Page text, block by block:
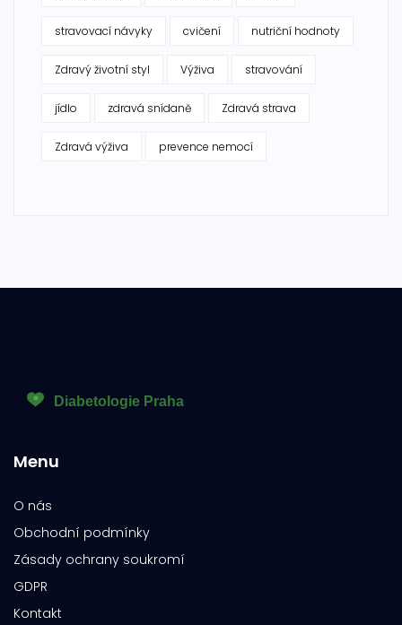
stravovací návyky cvičení nutriční hodnoty
Zdravý životní styl Výživa stravování
jídlo zdravá snídaně Zdravá strava
Zdravá výživa prevence nemocí
Menu
O nás
Obchodní podmínky
Zásady ochrany soukromí
GDPR
Kontakt